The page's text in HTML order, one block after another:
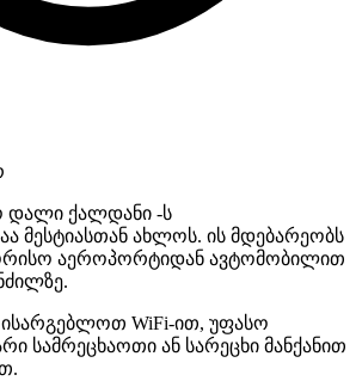
დალი ქალდანი -ს
მესტიასთან ახლოს. ის მდებარეობს
აეროპორტიდან ავტომობილით
ისარგებლოთ WiFi-ით, უფასო
სამრეცხაოთი ან სარეცხი მანქანით